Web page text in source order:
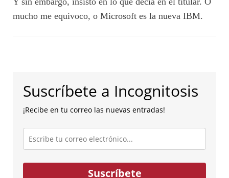
mucho me equivoco, o Microsoft es la nueva IBM.
Suscríbete a Incognitosis
¡Recibe en tu correo las nuevas entradas!
Escribe
tu
correo
electrónico...
Suscríbete